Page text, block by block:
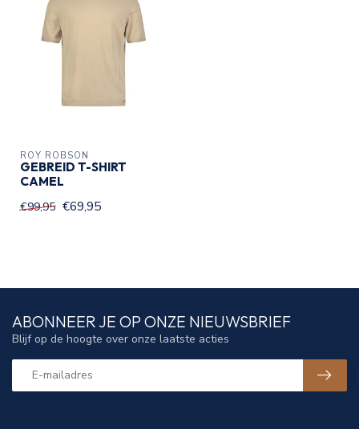
ROY ROBSON
GEBREID T-SHIRT
CAMEL
€99,95 €69,95
ABONNEER JE OP ONZE NIEUWSBRIEF
Blijf op de hoogte over onze laatste acties